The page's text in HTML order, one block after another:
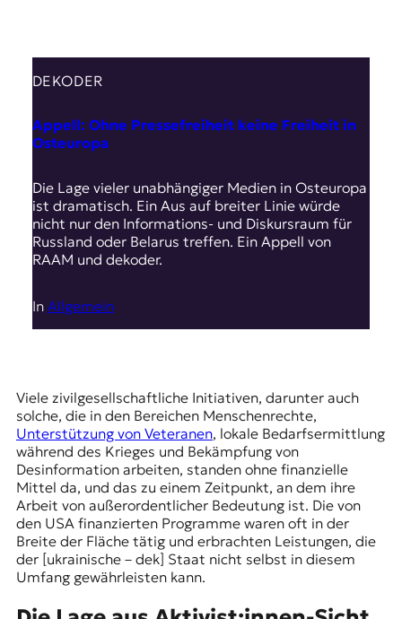
DEKODER
Appell: Ohne Pressefreiheit keine Freiheit in
Osteuropa
Die Lage vieler unabhängiger Medien in Osteuropa
ist dramatisch. Ein Aus auf breiter Linie würde
nicht nur den Informations- und Diskursraum für
Russland oder Belarus treffen. Ein Appell von
RAAM und dekoder.
In Allgemein
Viele zivilgesellschaftliche Initiativen, darunter auch
solche, die in den Bereichen Menschenrechte,
Unterstützung von Veteranen, lokale Bedarfsermittlung
während des Krieges und Bekämpfung von
Desinformation arbeiten, standen ohne finanzielle
Mittel da, und das zu einem Zeitpunkt, an dem ihre
Arbeit von außerordentlicher Bedeutung ist. Die von
den USA finanzierten Programme waren oft in der
Breite der Fläche tätig und erbrachten Leistungen, die
der [ukrainische – dek] Staat nicht selbst in diesem
Umfang gewährleisten kann.